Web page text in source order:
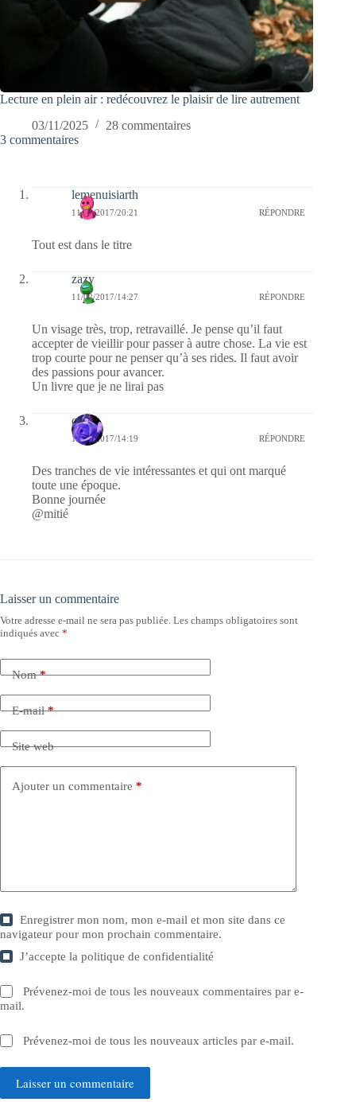
Lecture en plein air : redécouvrez le plaisir de lire autrement
03/11/2025
28 commentaires
3 commentaires
lemenuisiarth
11/02/2017/20:21 RÉPONDRE
Tout est dans le titre
zazy
11/02/2017/14:27 RÉPONDRE
Un visage très, trop, retravaillé. Je pense qu’il faut
accepter de vieillir pour passer à autre chose. La vie est
trop courte pour ne penser qu’à ses rides. Il faut avoir
des passions pour avancer.
Un livre que je ne lirai pas
covix
11/02/2017/14:19 RÉPONDRE
Des tranches de vie intéressantes et qui ont marqué
toute une époque.
Bonne journée
@mitié
Laisser un commentaire
Votre adresse e-mail ne sera pas publiée. Les champs obligatoires sont
indiqués avec *
Nom*
E-mail*
Site web
Ajouter un commentaire *
Enregistrer mon nom, mon e-mail et mon site dans ce
navigateur pour mon prochain commentaire.
J’accepte lapolitique de confidentialité
Prévenez-moi de tous les nouveaux commentaires par e-
mail.
Prévenez-moi de tous les nouveaux articles par e-mail.
Laisser un commentaire